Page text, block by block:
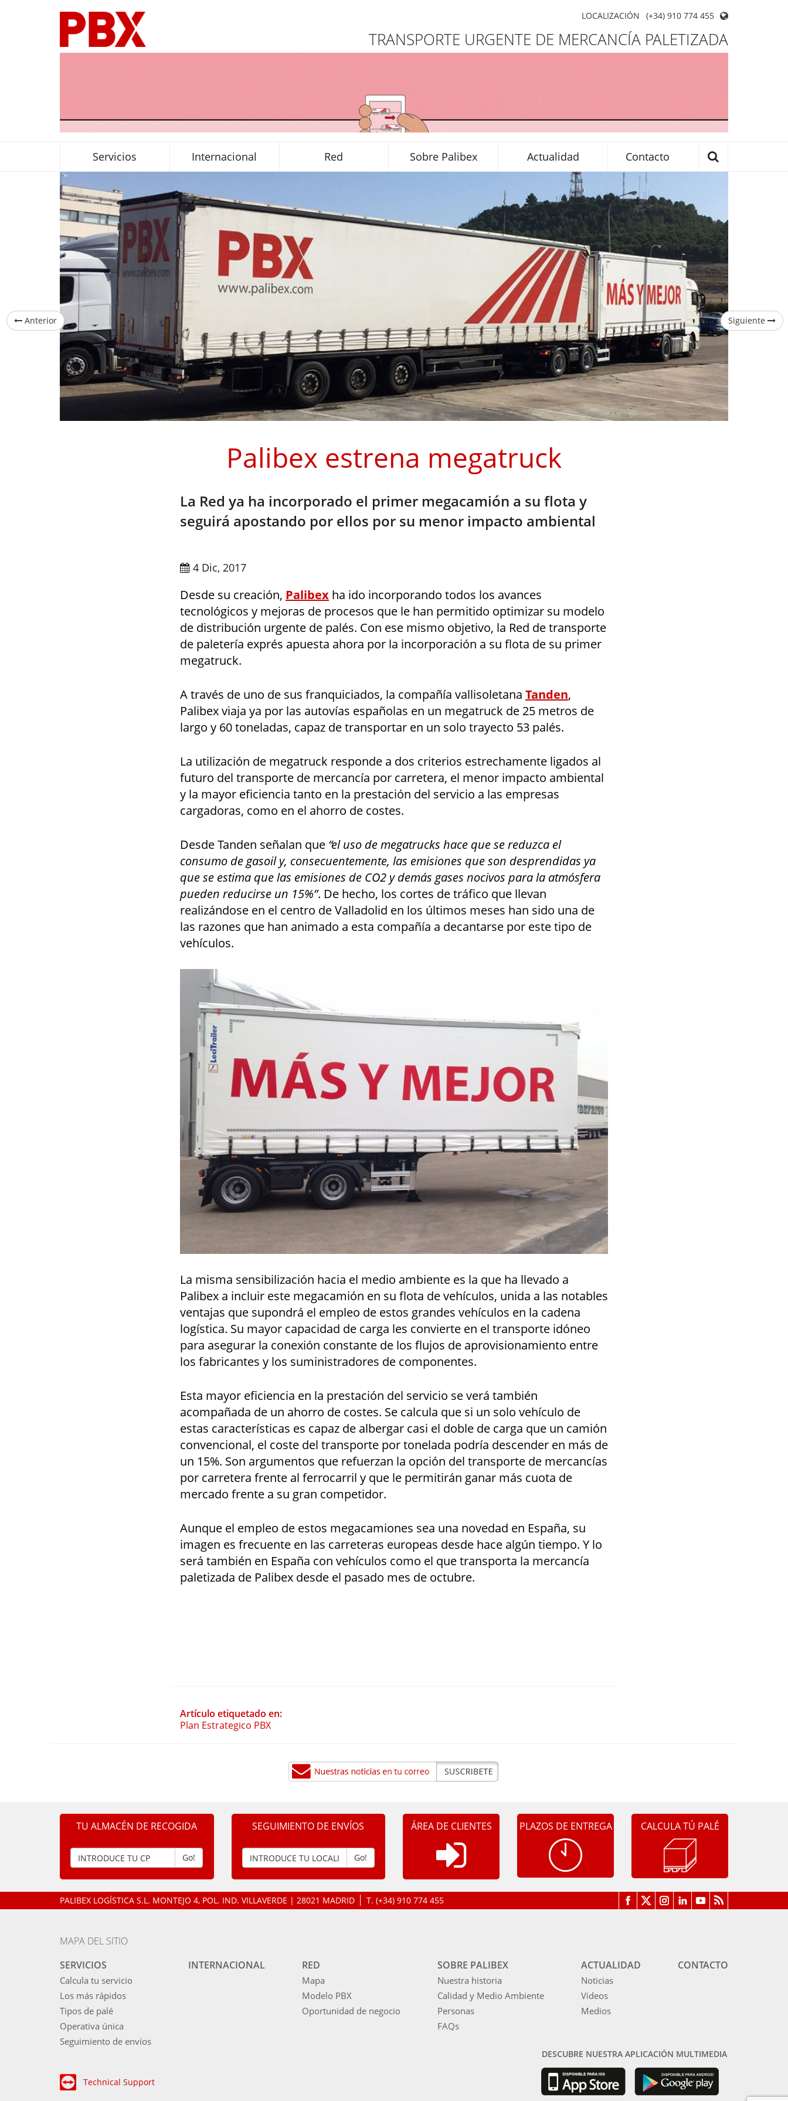
LOCALIZACIÓN (+34) 910 774 455
TRANSPORTE URGENTE DE MERCANCÍA PALETIZADA
Servicios Internacional Red Sobre Palibex Actualidad Contacto
Palibex estrena megatruck
La Red ya ha incorporado el primer megacamión a su flota y
seguirá apostando por ellos por su menor impacto ambiental
4 Dic, 2017
Desde su creación, Palibex ha ido incorporando todos los avances
tecnológicos y mejoras de procesos que le han permitido optimizar su modelo
de distribución urgente de palés. Con ese mismo objetivo, la Red de transporte
de paletería exprés apuesta ahora por la incorporación a su flota de su primer
megatruck.
A través de uno de sus franquiciados, la compañía vallisoletana Tanden,
Palibex viaja ya por las autovías españolas en un megatruck de 25 metros de
largo y 60 toneladas, capaz de transportar en un solo trayecto 53 palés.
La utilización de megatruck responde a dos criterios estrechamente ligados al
futuro del transporte de mercancía por carretera, el menor impacto ambiental
y la mayor eficiencia tanto en la prestación del servicio a las empresas
cargadoras, como en el ahorro de costes.
Desde Tanden señalan que “el uso de megatrucks hace que se reduzca el
consumo de gasoil y, consecuentemente, las emisiones que son desprendidas ya
que se estima que las emisiones de CO2 y demás gases nocivos para la atmósfera
pueden reducirse un 15%”. De hecho, los cortes de tráfico que llevan
realizándose en el centro de Valladolid en los últimos meses han sido una de
las razones que han animado a esta compañía a decantarse por este tipo de
vehículos.
La misma sensibilización hacia el medio ambiente es la que ha llevado a
Palibex a incluir este megacamión en su flota de vehículos, unida a las notables
ventajas que supondrá el empleo de estos grandes vehículos en la cadena
logística. Su mayor capacidad de carga les convierte en el transporte idóneo
para asegurar la conexión constante de los flujos de aprovisionamiento entre
los fabricantes y los suministradores de componentes.
Esta mayor eficiencia en la prestación del servicio se verá también
acompañada de un ahorro de costes. Se calcula que si un solo vehículo de
estas características es capaz de albergar casi el doble de carga que un camión
convencional, el coste del transporte por tonelada podría descender en más de
un 15%. Son argumentos que refuerzan la opción del transporte de mercancías
por carretera frente al ferrocarril y que le permitirán ganar más cuota de
mercado frente a su gran competidor.
Aunque el empleo de estos megacamiones sea una novedad en España, su
imagen es frecuente en las carreteras europeas desde hace algún tiempo. Y lo
será también en España con vehículos como el que transporta la mercancía
paletizada de Palibex desde el pasado mes de octubre.
Artículo etiquetado en:
Plan Estrategico PBX
Anterior Siguiente
TU ALMACÉN DE RECOGIDA
Go!
SEGUIMIENTO DE ENVÍOS
Go!
ÁREA DE CLIENTES PLAZOS DE ENTREGA CALCULA TÚ PALÉ
PALIBEX LOGÍSTICA S.L. MONTEJO 4, POL. IND. VILLAVERDE | 28021 MADRID T. (+34) 910 774 455
MAPA DEL SITIO
SERVICIOS
Calcula tu servicio
Los más rápidos
Tipos de palé
Operativa única
Seguimiento de envíos
INTERNACIONAL RED
Mapa
Modelo PBX
Oportunidad de negocio
SOBRE PALIBEX
Nuestra historia
Calidad y Medio Ambiente
Personas
FAQs
ACTUALIDAD
Noticias
Videos
Medios
CONTACTO
DESCUBRE NUESTRA APLICACIÓN MULTIMEDIA
Technical Support